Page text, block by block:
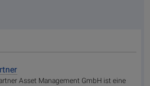
Asset Management GmbH ist eine